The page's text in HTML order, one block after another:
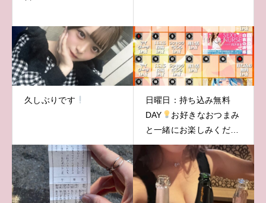
久しぶりです
日曜日：持ち込み無料
DAY
お好きなおつまみ
と一緒にお楽しみくださ
い♪